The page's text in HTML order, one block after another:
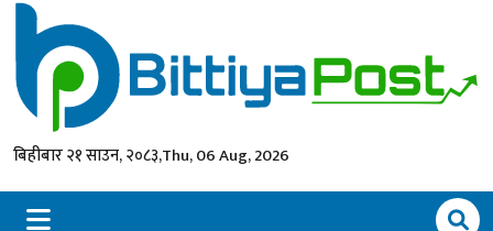
बिहीबार २१ साउन, २०८३,Thu, 06 Aug, 2026